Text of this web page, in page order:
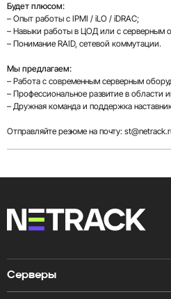
Будет плюсом:
– Опыт работы с IPMI / iLO / iDRAC;
– Навыки работы в ЦОД или с серверным
– Понимание RAID, сетевой коммутации.
Мы предлагаем:
– Работа с современным серверным
– Профессиональное развитие в области
– Дружная команда и поддержка
Отправляйте резюме на почту:
Серверы